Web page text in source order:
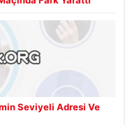
Seviyeli Adresi Ve